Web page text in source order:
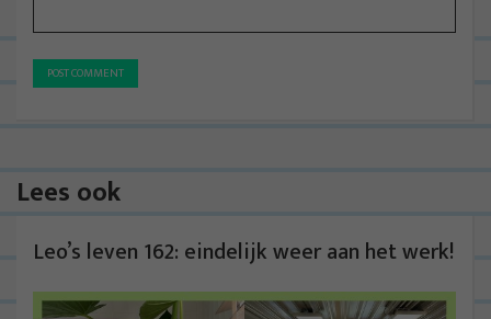
Lees ook
Leo’s leven 162: eindelijk weer aan het werk!